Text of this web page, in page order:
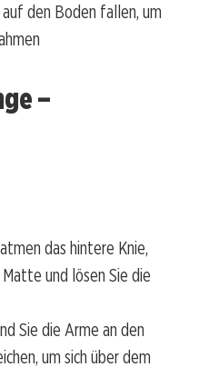
den Boden fallen, um
–
das hintere Knie,
und lösen Sie die
Sie die Arme an den
um sich über dem